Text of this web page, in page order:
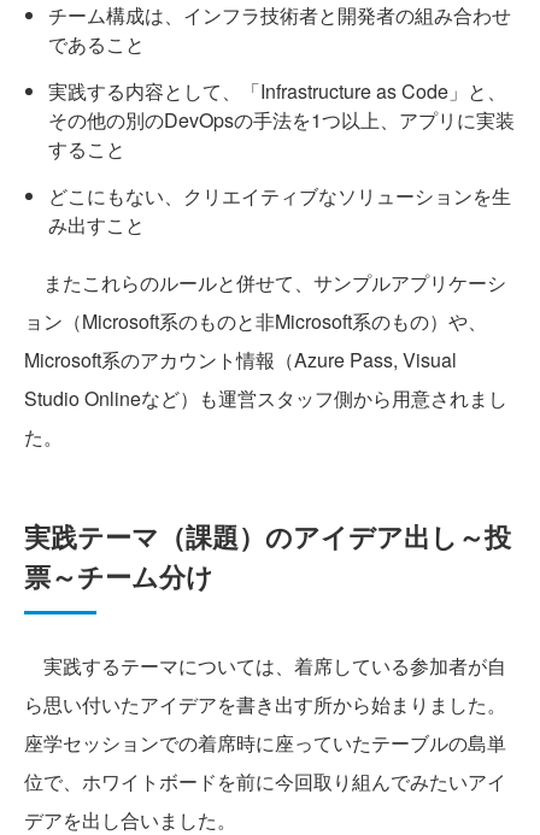
チーム構成は、インフラ技術者と開発者の組み合わせ
であること
実践する内容として、「Infrastructure as Code」と、
その他の別のDevOpsの手法を1つ以上、アプリに実装
すること
どこにもない、クリエイティブなソリューションを生
み出すこと
またこれらのルールと併せて、サンプルアプリケーシ
ョン（Microsoft系のものと非Microsoft系のもの）や、
Microsoft系のアカウント情報（Azure Pass, Visual
Studio Onlineなど）も運営スタッフ側から用意されまし
た。
実践テーマ（課題）のアイデア出し～投
票～チーム分け
実践するテーマについては、着席している参加者が自
ら思い付いたアイデアを書き出す所から始まりました。
座学セッションでの着席時に座っていたテーブルの島単
位で、ホワイトボードを前に今回取り組んでみたいアイ
デアを出し合いました。